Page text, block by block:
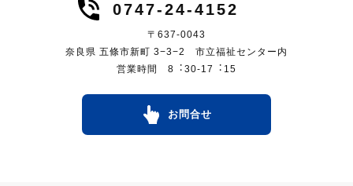
0747-24-4152
〒637-0043
奈良県 五條市新町 3−3−2 市立福祉センター内
営業時間 8︓30-17︓15
お問合せ